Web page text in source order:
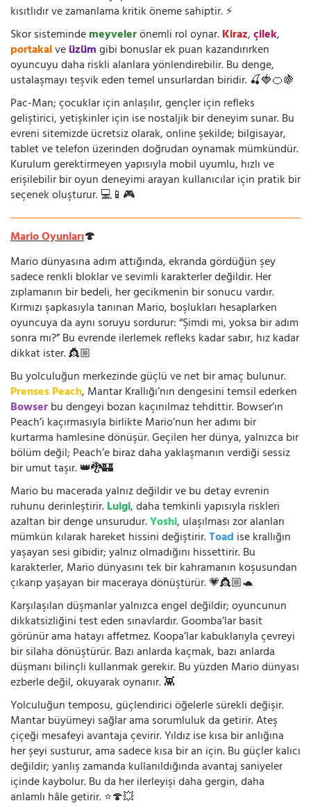
kısıtlıdır ve zamanlama kritik öneme sahiptir. ⚡
Skor sistemindemeyvelerönemli rol oynar.Kiraz,çilek,
portakalveüzümgibi bonuslar ek puan kazandırırken
oyuncuyu daha riskli alanlara yönlendirebilir. Bu denge,
ustalaşmayı teşvik eden temel unsurlardan biridir. 🍒🍓🍊🍇
Pac-Man; çocuklar için anlaşılır, gençler için refleks
geliştirici, yetişkinler için ise nostaljik bir deneyim sunar. Bu
evreni sitemizde ücretsiz olarak, online şekilde; bilgisayar,
tablet ve telefon üzerinden doğrudan oynamak mümkündür.
Kurulum gerektirmeyen yapısıyla mobil uyumlu, hızlı ve
erişilebilir bir oyun deneyimi arayan kullanıcılar için pratik bir
seçenek oluşturur. 💻📱🎮
Mario Oyunları🍄
Mario dünyasına adım attığında, ekranda gördüğün şey
sadece renkli bloklar ve sevimli karakterler değildir. Her
zıplamanın bir bedeli, her gecikmenin bir sonucu vardır.
Kırmızı şapkasıyla tanınan Mario, boşlukları hesaplarken
oyuncuya da aynı soruyu sordurur: “Şimdi mi, yoksa bir adım
sonra mı?” Bu evrende ilerlemek refleks kadar sabır, hız kadar
dikkat ister. 👸🏼
Bu yolculuğun merkezinde güçlü ve net bir amaç bulunur.
Prenses Peach, Mantar Krallığı’nın dengesini temsil ederken
Bowserbu dengeyi bozan kaçınılmaz tehdittir. Bowser’ın
Peach’i kaçırmasıyla birlikte Mario’nun her adımı bir
kurtarma hamlesine dönüşür. Geçilen her dünya, yalnızca bir
bölüm değil; Peach’e biraz daha yaklaşmanın verdiği sessiz
bir umut taşır. 👑🐉🏰
Mario bu macerada yalnız değildir ve bu detay evrenin
ruhunu derinleştirir.Luigi, daha temkinli yapısıyla riskleri
azaltan bir denge unsurudur.Yoshi, ulaşılması zor alanları
mümkün kılarak hareket hissini değiştirir.Toad ise krallığın
yaşayan sesi gibidir; yalnız olmadığını hissettirir. Bu
karakterler, Mario dünyasını tek bir kahramanın koşusundan
çıkarıp yaşayan bir maceraya dönüştürür. 💗👸🏼🐢
Karşılaşılan düşmanlar yalnızca engel değildir; oyuncunun
dikkatsizliğini test eden sınavlardır. Goomba’lar basit
görünür ama hatayı affetmez. Koopa’lar kabuklarıyla çevreyi
bir silaha dönüştürür. Bazı anlarda kaçmak, bazı anlarda
düşmanı bilinçli kullanmak gerekir. Bu yüzden Mario dünyası
ezberle değil, okuyarak oynanır. 👾
Yolculuğun temposu, güçlendirici öğelerle sürekli değişir.
Mantar büyümeyi sağlar ama sorumluluk da getirir. Ateş
çiçeği mesafeyi avantaja çevirir. Yıldız ise kısa bir anlığına
her şeyi susturur, ama sadece kısa bir an için. Bu güçler kalıcı
değildir; yanlış zamanda kullanıldığında avantaj saniyeler
içinde kaybolur. Bu da her ilerleyişi daha gergin, daha
anlamlı hâle getirir. ⭐🍄💥